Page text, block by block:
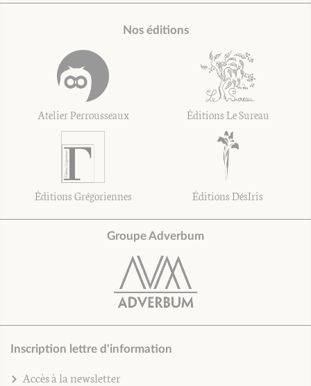
Nos éditions
Atelier Perrousseaux Éditions Le Sureau
Éditions Grégoriennes Éditions DésIris
Groupe Adverbum
Inscription lettre d'information
Accès à la newsletter